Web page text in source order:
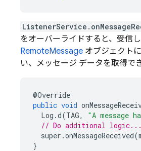
をオーバーライドすると、受信
RemoteMessage オブジェクト
い、メッセージ データを取得でき
@Override
public void
Log .d(TAG, "A message
// Do additional logic...
super .onMessageReceived(
}